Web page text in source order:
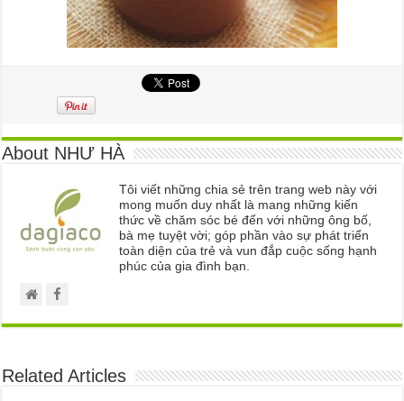
About NHƯ HÀ
Tôi viết những chia sẻ trên trang web này với
mong muốn duy nhất là mang những kiến
thức về chăm sóc bé đến với những ông bố,
bà mẹ tuyệt vời; góp phần vào sự phát triển
toàn diện của trẻ và vun đắp cuộc sống hạnh
phúc của gia đình bạn.
Related Articles